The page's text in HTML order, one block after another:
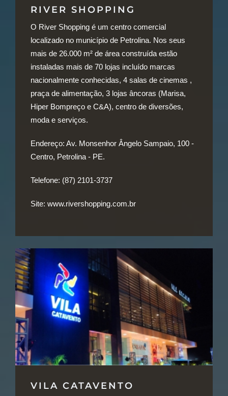
RIVER SHOPPING
O River Shopping é um centro comercial
localizado no município de Petrolina. Nos seus
mais de 26.000 m² de área construída estão
instaladas mais de 70 lojas incluído marcas
nacionalmente conhecidas, 4 salas de cinemas ,
praça de alimentação, 3 lojas âncoras (Marisa,
Hiper Bompreço e C&A), centro de diversões,
moda e serviços.
Endereço: Av. Monsenhor Ângelo Sampaio, 100 -
Centro, Petrolina - PE.
Telefone: (87) 2101-3737
Site: www.rivershopping.com.br
VILA CATAVENTO